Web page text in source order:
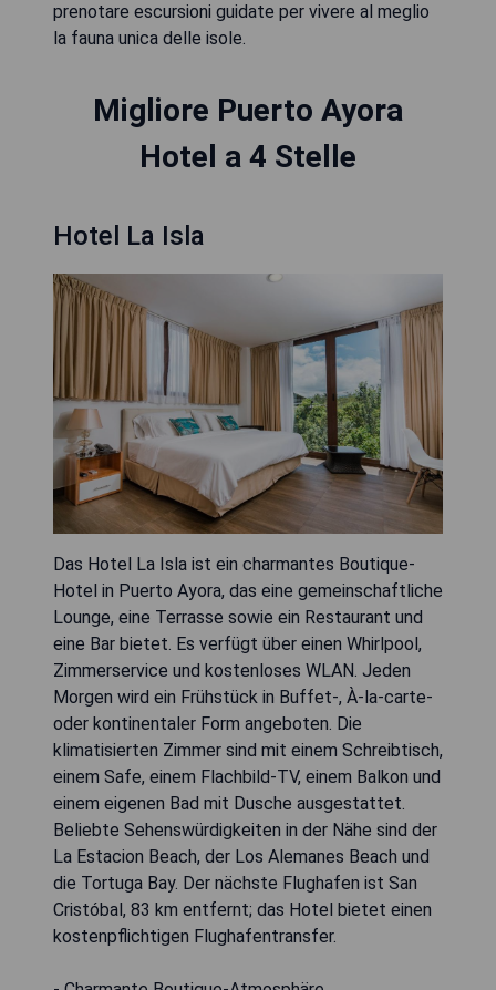
prenotare escursioni guidate per vivere al meglio
la fauna unica delle isole.
Migliore Puerto Ayora
Hotel a 4 Stelle
Hotel La Isla
Das Hotel La Isla ist ein charmantes Boutique-
Hotel in Puerto Ayora, das eine gemeinschaftliche
Lounge, eine Terrasse sowie ein Restaurant und
eine Bar bietet. Es verfügt über einen Whirlpool,
Zimmerservice und kostenloses WLAN. Jeden
Morgen wird ein Frühstück in Buffet-, À-la-carte-
oder kontinentaler Form angeboten. Die
klimatisierten Zimmer sind mit einem Schreibtisch,
einem Safe, einem Flachbild-TV, einem Balkon und
einem eigenen Bad mit Dusche ausgestattet.
Beliebte Sehenswürdigkeiten in der Nähe sind der
La Estacion Beach, der Los Alemanes Beach und
die Tortuga Bay. Der nächste Flughafen ist San
Cristóbal, 83 km entfernt; das Hotel bietet einen
kostenpflichtigen Flughafentransfer.